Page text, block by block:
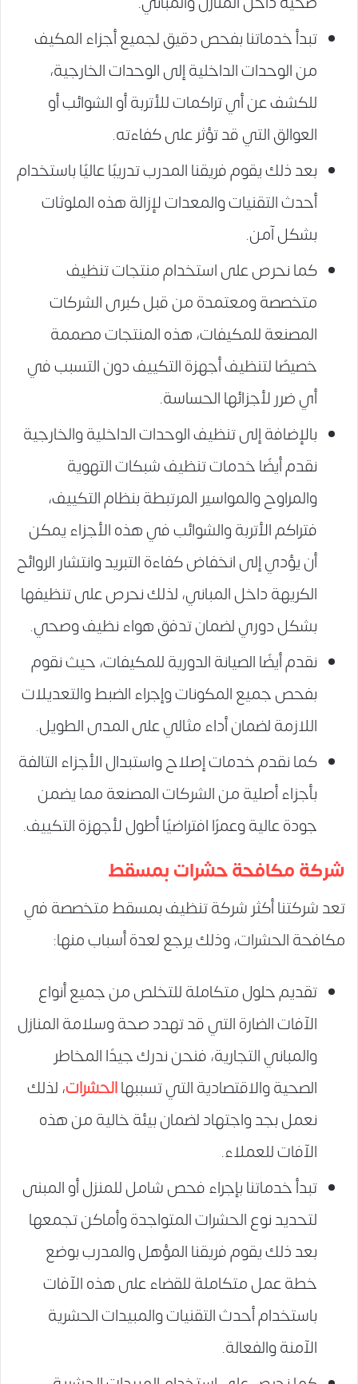
تبدأ خدماتنا بفحص دقيق لجميع أجزاء المكيف
من الوحدات الداخلية إلى الوحدات الخارجية،
للكشف عن أي تراكمات للأتربة أو الشوائب أو
العوالق التي قد تؤثر على كفاءته.
بعد ذلك يقوم فريقنا المدرب تدريبًا عاليًا باستخدام
أحدث التقنيات والمعدات لإزالة هذه الملوثات
بشكل آمن.
كما نحرص على استخدام منتجات تنظيف
متخصصة ومعتمدة من قبل كبرى الشركات
المصنعة للمكيفات، هذه المنتجات مصممة
خصيصًا لتنظيف أجهزة التكييف دون التسبب في
أي ضرر لأجزائها الحساسة.
بالإضافة إلى تنظيف الوحدات الداخلية والخارجية
نقدم أيضًا خدمات تنظيف شبكات التهوية
والمراوح والمواسير المرتبطة بنظام التكييف،
فتراكم الأتربة والشوائب في هذه الأجزاء يمكن
أن يؤدي إلى انخفاض كفاءة التبريد وانتشار الروائح
الكريهة داخل المباني، لذلك نحرص على تنظيفها
بشكل دوري لضمان تدفق هواء نظيف وصحي.
نقدم أيضًا الصيانة الدورية للمكيفات، حيث نقوم
بفحص جميع المكونات وإجراء الضبط والتعديلات
اللازمة لضمان أداء مثالي على المدى الطويل.
كما نقدم خدمات إصلاح واستبدال الأجزاء التالفة
بأجزاء أصلية من الشركات المصنعة مما يضمن
جودة عالية وعمرًا افتراضيًا أطول لأجهزة التكييف.
شركة مكافحة حشرات بمسقط
تعد شركتنا أكثر شركة تنظيف بمسقط متخصصة في
مكافحة الحشرات، وذلك يرجع لعدة أسباب منها:
تقديم حلول متكاملة للتخلص من جميع أنواع
الآفات الضارة التي قد تهدد صحة وسلامة المنازل
والمباني التجارية، فنحن ندرك جيدًا المخاطر
الصحية والاقتصادية التي تسببهاالحشرات، لذلك
نعمل بجد واجتهاد لضمان بيئة خالية من هذه
الآفات للعملاء.
تبدأ خدماتنا بإجراء فحص شامل للمنزل أو المبنى
لتحديد نوع الحشرات المتواجدة وأماكن تجمعها
بعد ذلك يقوم فريقنا المؤهل والمدرب بوضع
خطة عمل متكاملة للقضاء على هذه الآفات
باستخدام أحدث التقنيات والمبيدات الحشرية
الآمنة والفعالة.